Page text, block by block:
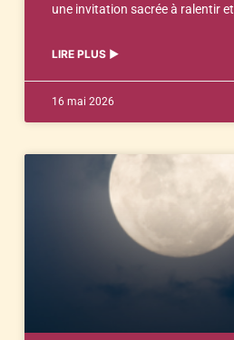
une invitation sacrée à ralentir et
LIRE PLUS ▶︎
16 mai 2026